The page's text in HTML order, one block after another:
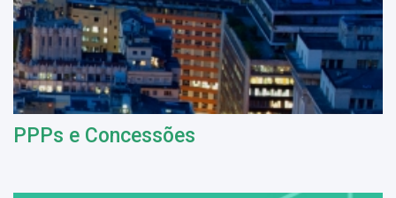
PPPs e Concessões